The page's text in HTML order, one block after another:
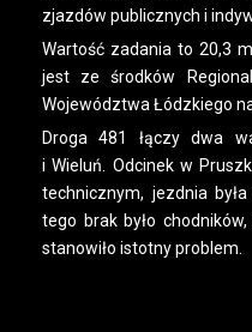
zjazdów publicznych i
Wartość zadania to 20,3
jest ze środków
Województwa Łódzkiego
Droga 481 łączy dwa
i Wieluń. Odcinek w
technicznym, jezdnia
tego brak było
stanowiło istotny problem.